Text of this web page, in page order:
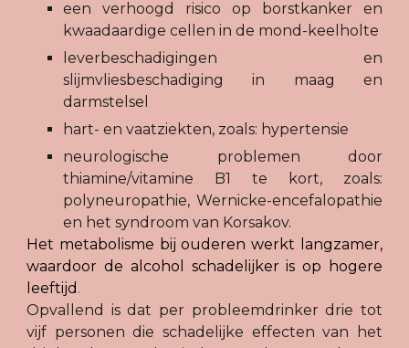
een verhoogd risico op borstkanker en
kwaadaardige cellen in de mond-keelholte
leverbeschadigingen en
slijmvliesbeschadiging in maag en
darmstelsel
hart- en vaatziekten, zoals: hypertensie
neurologische problemen door
thiamine/vitamine B1 te kort, zoals:
polyneuropathie, Wernicke-encefalopathie
en het syndroom van Korsakov.
Het metabolisme bij ouderen werkt langzamer,
waardoor de alcohol schadelijker is op hogere
leeftijd .
Opvallend is dat per probleemdrinker drie tot
vijf personen die schadelijke effecten van het